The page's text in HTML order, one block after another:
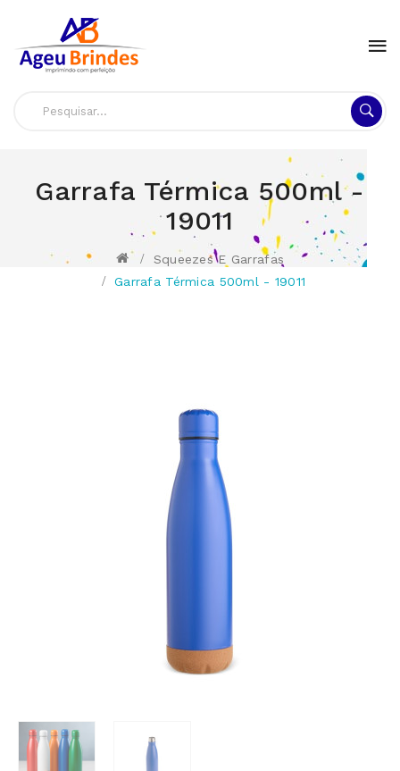
Garrafa Térmica 500ml -
19011
Squeezes E Garrafas
Garrafa Térmica 500ml - 19011